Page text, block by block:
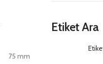
75 mm
Etiket Ara